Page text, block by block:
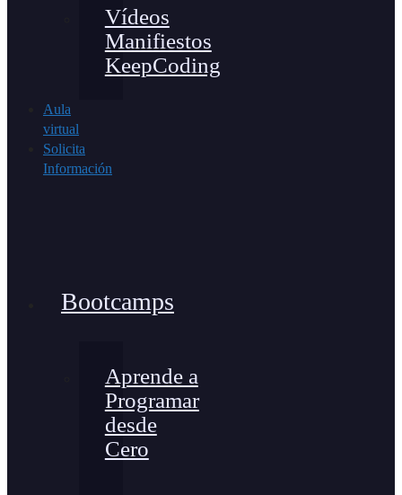
Vídeos
Manifiestos
KeepCoding
Aula
virtual
Solicita
Información
Bootcamps
Aprende a
Programar
desde
Cero